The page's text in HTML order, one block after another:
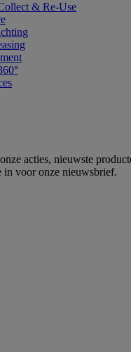
& Re-Use
acties, nieuwste
voor onze nieuwsbrief.